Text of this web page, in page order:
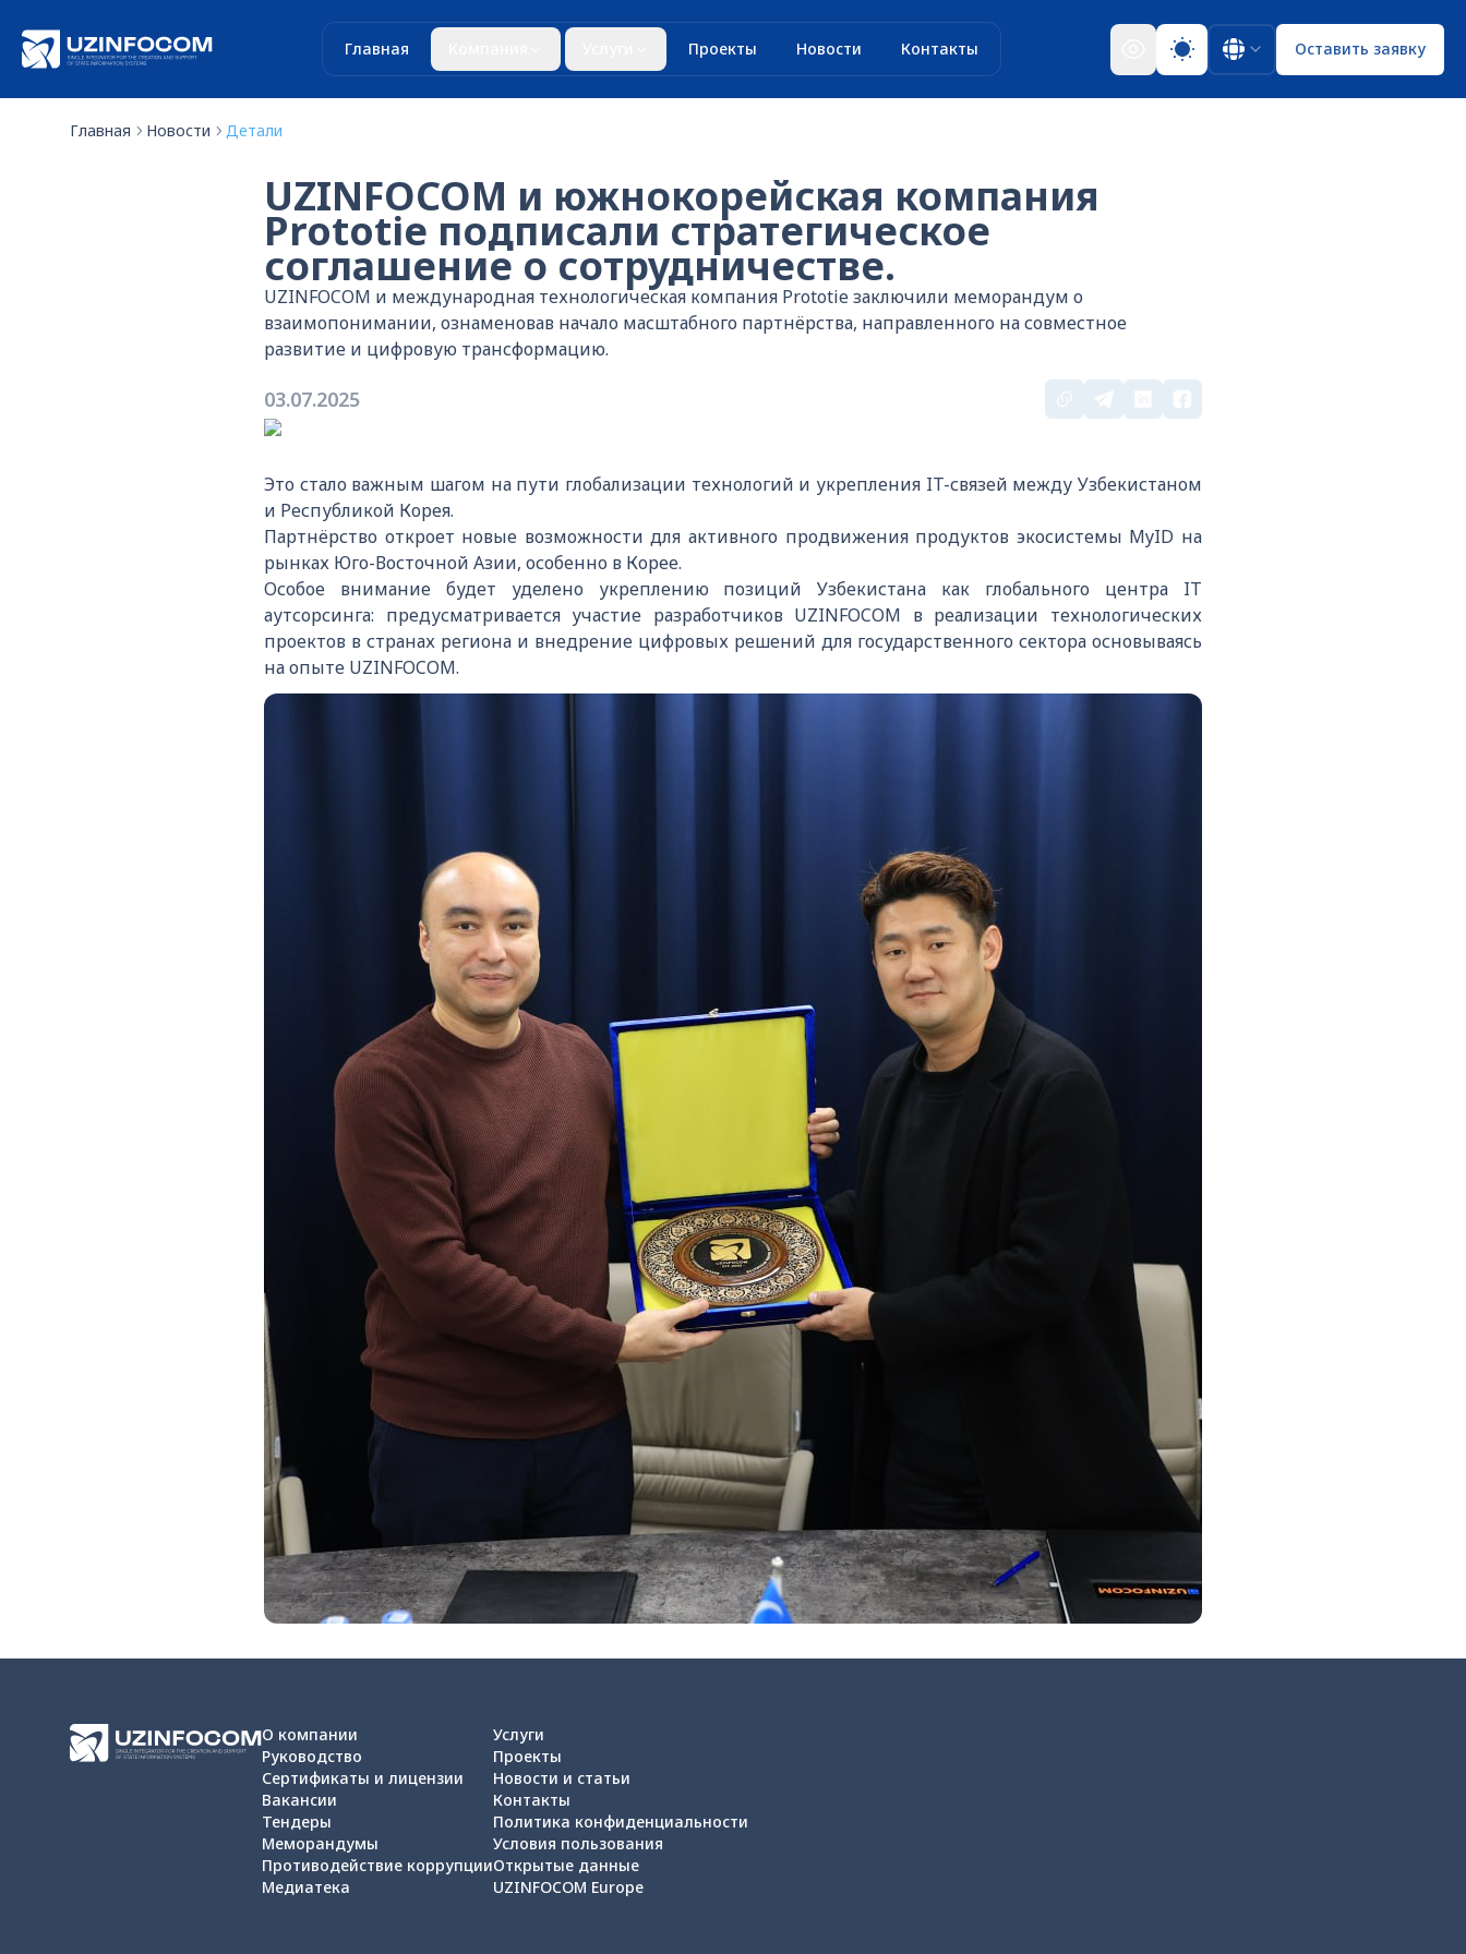
Главная Проекты Новости Контакты Оставить заявку
Главная Новости Детали
UZINFOCOM и южнокорейская компания
Prototie подписали стратегическое
соглашение о сотрудничестве.
UZINFOCOM и международная технологическая компания Prototie заключили меморандум о
взаимопонимании, ознаменовав начало масштабного партнёрства, направленного на совместное
развитие и цифровую трансформацию.
03.07.2025
Это стало важным шагом на пути глобализации технологий и укрепления IT-связей между Узбекистаном
и Республикой Корея.
Партнёрство откроет новые возможности для активного продвижения продуктов экосистемы MyID на
рынках Юго-Восточной Азии, особенно в Корее.
Особое внимание будет уделено укреплению позиций Узбекистана как глобального центра IT
аутсорсинга: предусматривается участие разработчиков UZINFOCOM в реализации технологических
проектов в странах региона и внедрение цифровых решений для государственного сектора основываясь
на опыте UZINFOCOM.
О компании
Руководство
Сертификаты и лицензии
Вакансии
Тендеры
Меморандумы
Противодействие коррупции
Медиатека
Услуги
Проекты
Новости и статьи
Контакты
Политика конфиденциальности
Условия пользования
Открытые данные
UZINFOCOM Europe